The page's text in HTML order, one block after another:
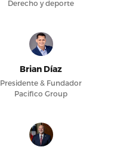
Derecho y deporte
Brian Díaz
Presidente & Fundador
Pacifico Group